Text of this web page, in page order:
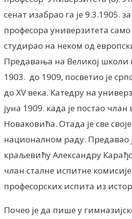
сенат изабрао га је 9.3.1905.
професора универзитета
студирао на неком од
Предавања на Великој школи
1903. до 1909, посветио је
до XV века. Катедру на
јуна 1909. када је постао члан
Новаковића. Отада је све
националном раду. Предавао
краљевићу Александру
члан сталне испитне
професорских испита из
Почео је да пише у